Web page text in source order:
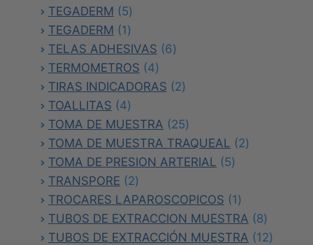
TEGADERM 55
productos
TEGADERM 11
producto
TELAS ADHESIVAS 66
TERMOMETROS 44
productos
TIRAS INDICADORAS 22
TOALLITAS 44
productos
TOMA DE MUESTRA 2525
productos
TOMA DE MUESTRA TRAQUEAL 22
TOMA DE PRESION ARTERIAL 55
TRANSPORE 22
productos
TROCARES LAPAROSCOPICOS 11
producto
TUBOS DE EXTRACCION MUESTRA 88
TUBOS DE EXTRACCIÓN MUESTRA 1212